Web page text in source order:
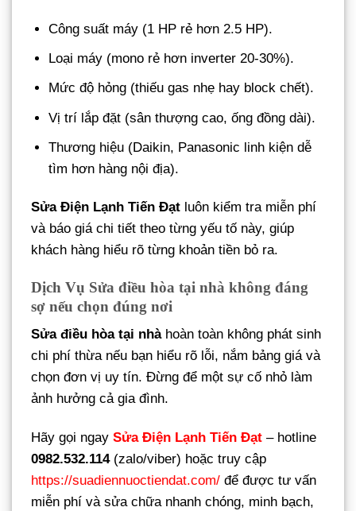
Công suất máy (1 HP rẻ hơn 2.5 HP).
Loại máy (mono rẻ hơn inverter 20-30%).
Mức độ hỏng (thiếu gas nhẹ hay block chết).
Vị trí lắp đặt (sân thượng cao, ống đồng dài).
Thương hiệu (Daikin, Panasonic linh kiện dễ
tìm hơn hàng nội địa).
Sửa Điện Lạnh Tiến Đạt luôn kiểm tra miễn phí
và báo giá chi tiết theo từng yếu tố này, giúp
khách hàng hiểu rõ từng khoản tiền bỏ ra.
Dịch Vụ Sửa điều hòa tại nhà không đáng
sợ nếu chọn đúng nơi
Sửa điều hòa tại nhàhoàn toàn không phát sinh
chi phí thừa nếu bạn hiểu rõ lỗi, nắm bảng giá và
chọn đơn vị uy tín. Đừng để một sự cố nhỏ làm
ảnh hưởng cả gia đình.
Hãy gọi ngay Sửa Điện Lạnh Tiến Đạt – hotline
0982.532.114(zalo/viber) hoặc truy cập
https://suadiennuoctiendat.com/ để được tư vấn
miễn phí và sửa chữa nhanh chóng, minh bạch,